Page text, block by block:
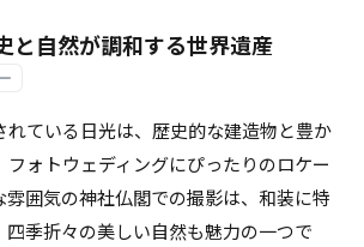
と自然が調和する世界遺産
れている日光は、歴史的な建造物と豊か
フォトウェディングにぴったりのロケー
雰囲気の神社仏閣での撮影は、和装に特
四季折々の美しい自然も魅力の一つで